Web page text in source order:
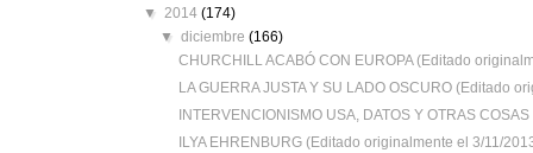
▼ 2014 (174)
▼diciembre(166)
CHURCHILL ACABÓ CON EUROPA (Editado
LA GUERRA JUSTA Y SU LADO OSCURO (Editado
INTERVENCIONISMO USA, DATOS Y OTRAS
ILYA EHRENBURG (Editado originalmente el 3/11/